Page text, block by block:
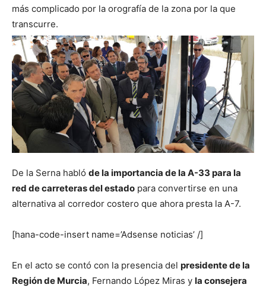
más complicado por la orografía de la zona por la que
transcurre.
De la Serna habló de la importancia de la A-33 para la
red de carreteras del estado para convertirse en una
alternativa al corredor costero que ahora presta la A-7.
[hana-code-insert name=’Adsense noticias’ /]
En el acto se contó con la presencia del presidente de la
Región de Murcia, Fernando López Miras y la consejera